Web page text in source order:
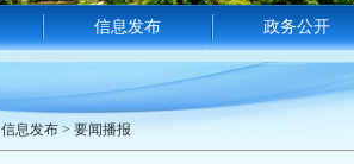
信息发布 政务公开
信息发布 > 要闻播报